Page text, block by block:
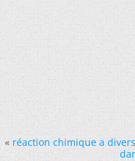
« réaction chimique a